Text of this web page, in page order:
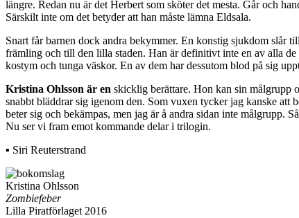
längre. Redan nu är det Herbert som sköter det mesta. Går och
Särskilt inte om det betyder att han måste lämna Eldsala.
Snart får barnen dock andra bekymmer. En konstig sjukdom slår
främling och till den lilla staden. Han är definitivt inte en av alla
kostym och tunga väskor. En av dem har dessutom blod på sig
Kristina Ohlsson är en skicklig berättare. Hon kan sin målgrupp
snabbt bläddrar sig igenom den. Som vuxen tycker jag kanske att
beter sig och bekämpas, men jag är å andra sidan inte målgrupp.
Nu ser vi fram emot kommande delar i trilogin.
▪ Siri Reuterstrand
Kristina Ohlsson
Zombiefeber
Lilla Piratförlaget 2016